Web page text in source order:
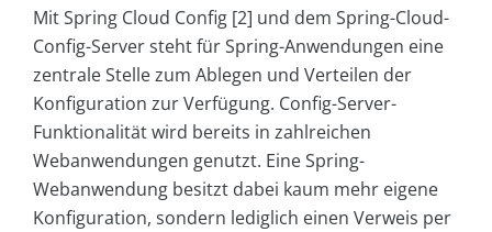
Mit Spring Cloud Config [2] und dem Spring-Cloud-
Config-Server steht für Spring-Anwendungen eine
zentrale Stelle zum Ablegen und Verteilen der
Konfiguration zur Verfügung. Config-Server-
Funktionalität wird bereits in zahlreichen
Webanwendungen genutzt. Eine Spring-
Webanwendung besitzt dabei kaum mehr eigene
Konfiguration, sondern lediglich einen Verweis per